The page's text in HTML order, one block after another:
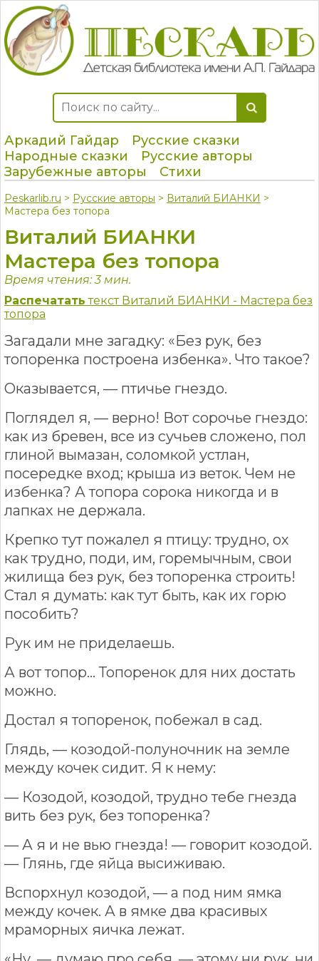
Аркадий Гайдар
Русские сказки
Народные сказки
Русские авторы
Зарубежные авторы
Стихи
Peskarlib.ru > Русские авторы > Виталий БИАНКИ >
Мастера без топора
Виталий БИАНКИ
Мастера без топора
Время чтения: 3 мин.
Распечатать текст Виталий БИАНКИ - Мастера без
топора
Загадали мне загадку: «Без рук, без
топоренка построена избенка». Что такое?
Оказывается, — птичье гнездо.
Поглядел я, — верно! Вот сорочье гнездо:
как из бревен, все из сучьев сложено, пол
глиной вымазан, соломкой устлан,
посередке вход; крыша из веток. Чем не
избенка? А топора сорока никогда и в
лапках не держала.
Крепко тут пожалел я птицу: трудно, ох
как трудно, поди, им, горемычным, свои
жилища без рук, без топоренка строить!
Стал я думать: как тут быть, как их горю
пособить?
Рук им не приделаешь.
А вот топор... Топоренок для них достать
можно.
Достал я топоренок, побежал в сад.
Глядь, — козодой-полуночник на земле
между кочек сидит. Я к нему:
— Козодой, козодой, трудно тебе гнезда
вить без рук, без топоренка?
— А я и не вью гнезда! — говорит козодой.
— Глянь, где яйца высиживаю.
Вспорхнул козодой, — а под ним ямка
между кочек. А в ямке два красивых
мраморных яичка лежат.